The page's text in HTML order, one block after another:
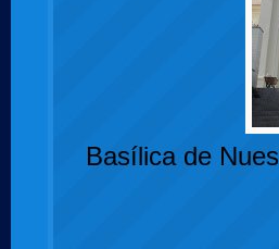
Basílica de